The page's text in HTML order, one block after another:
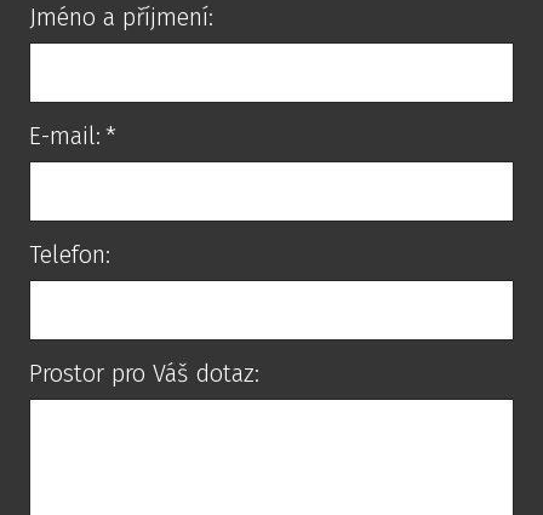
Jméno a příjmení:
E-mail: *
Telefon:
Prostor pro Váš dotaz: